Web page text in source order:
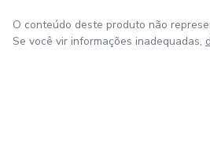
O conteúdo deste produto não
Se você vir informações inadequadas,